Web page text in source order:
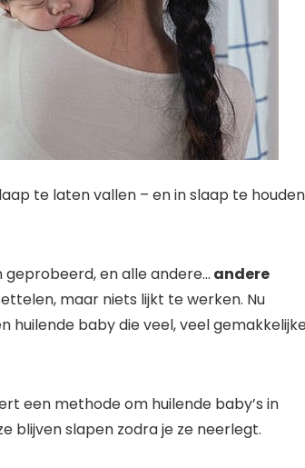
te laten vallen – en in slaap te houden
geprobeerd, en alle andere… andere
maar niets lijkt te werken. Nu
huilende baby die veel, veel
een methode om huilende baby’s in
blijven slapen zodra je ze neerlegt.